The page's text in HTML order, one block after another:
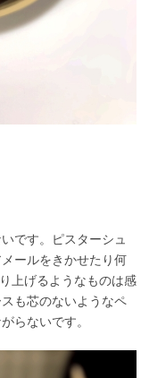
です。ピスターシュ
ールをきかせたり何
上げるようなものは感
も芯のないようなペ
らないです。